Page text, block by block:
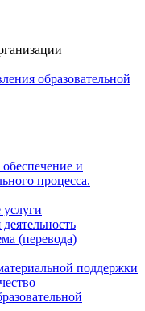
образовательной
и
процесса.
(перевода)
поддержки